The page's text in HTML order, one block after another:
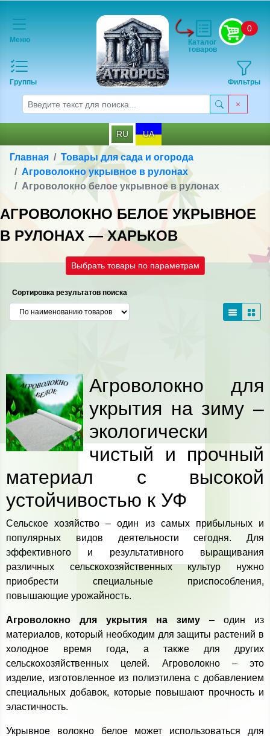
Меню
Группы
0
Фильтры
Каталог
товаров
RU UA
Главная
Товары для сада и огорода
Агроволокно укрывное в рулонах
Агроволокно белое укрывное в рулонах
АГРОВОЛОКНО БЕЛОЕ УКРЫВНОЕ
В РУЛОНАХ — ХАРЬКОВ
Выбрать товары по параметрам
Сортировка результатов поиска
Агроволокно для
укрытия на зиму –
экологически
чистый и прочный
материал с высокой
устойчивостью к УФ
Сельское хозяйство – один из самых прибыльных и
популярных видов деятельности сегодня. Для
эффективного и результативного выращивания
различных сельскохозяйственных культур нужно
приобрести специальные приспособления,
повышающие урожайность.
Агроволокно для укрытия на зиму – один из
материалов, который необходим для защиты растений в
холодное время года, а также для других
сельскохозяйственных целей. Агроволокно – это
изделие, изготовленное из полиэтилена с добавлением
специальных добавок, которые повышают прочность и
эластичность.
Укрывное волокно белое может использоваться для